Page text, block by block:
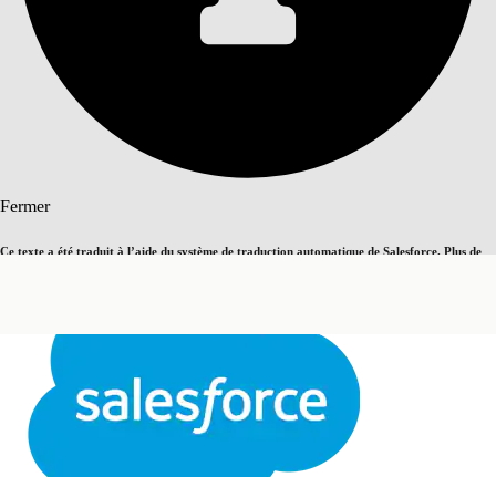
Fermer
Ce texte a été traduit à l’aide du système de traduction automatique de Salesforce. Plus de
Fermer
Table des matières
Rechercher